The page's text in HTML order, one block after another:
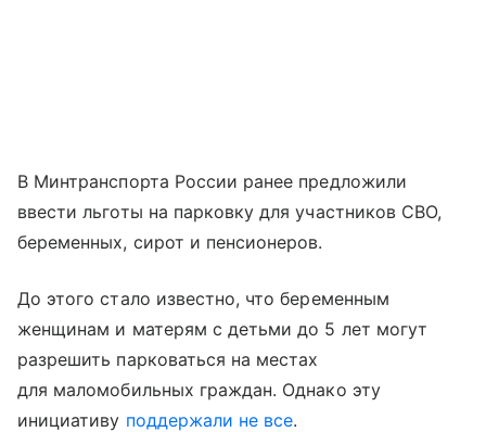
В Минтранспорта России ранее предложили
ввести льготы на парковку для участников СВО,
беременных, сирот и пенсионеров.
До этого стало известно, что беременным
женщинам и матерям с детьми до 5 лет могут
разрешить парковаться на местах
для маломобильных граждан. Однако эту
инициативу поддержали не все.